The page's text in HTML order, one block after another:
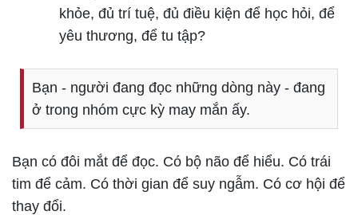
khỏe, đủ trí tuệ, đủ điều kiện để học hỏi, để
yêu thương, để tu tập?
Bạn - người đang đọc những dòng này - đang
ở trong nhóm cực kỳ may mắn ấy.
Bạn có đôi mắt để đọc. Có bộ não để hiểu. Có trái
tim để cảm. Có thời gian để suy ngẫm. Có cơ hội để
thay đổi.